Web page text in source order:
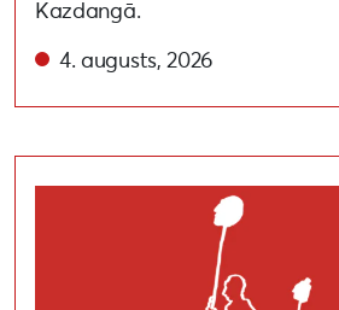
Kazdangā.
4. augusts, 2026